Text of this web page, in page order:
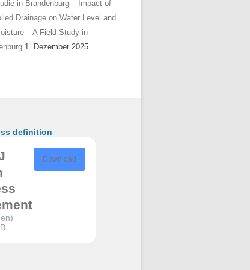
in Brandenburg – Impact of
Drainage on Water Level and
– A Field Study in
1. Dezember 2025
definition
Download